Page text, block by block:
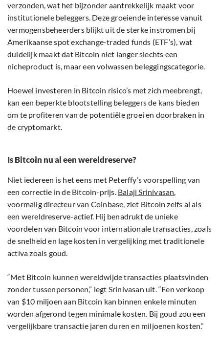
verzonden, wat het bijzonder aantrekkelijk maakt voor
institutionele beleggers. Deze groeiende interesse vanuit
vermogensbeheerders blijkt uit de sterke instromen bij
Amerikaanse spot exchange-traded funds (ETF’s), wat
duidelijk maakt dat Bitcoin niet langer slechts een
nicheproduct is, maar een volwassen beleggingscategorie.
Hoewel investeren in Bitcoin risico’s met zich meebrengt,
kan een beperkte blootstelling beleggers de kans bieden
om te profiteren van de potentiële groei en doorbraken in
de cryptomarkt.
Is Bitcoin nu al een wereldreserve?
Niet iedereen is het eens met Peterffy’s voorspelling van
een correctie in de Bitcoin-prijs. Balaji Srinivasan,
voormalig directeur van Coinbase, ziet Bitcoin zelfs al als
een wereldreserve-actief. Hij benadrukt de unieke
voordelen van Bitcoin voor internationale transacties, zoals
de snelheid en lage kosten in vergelijking met traditionele
activa zoals goud.
“Met Bitcoin kunnen wereldwijde transacties plaatsvinden
zonder tussenpersonen,” legt Srinivasan uit. “Een verkoop
van $10 miljoen aan Bitcoin kan binnen enkele minuten
worden afgerond tegen minimale kosten. Bij goud zou een
vergelijkbare transactie jaren duren en miljoenen kosten.”